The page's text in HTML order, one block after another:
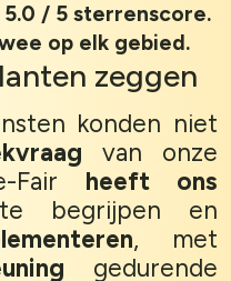
/ 5 sterrenscore.
op elk gebied.
zeggen
konden niet
van onze
Fair heeft ons
begrijpen en
, met
gedurende